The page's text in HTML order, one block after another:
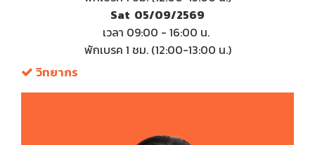
Sat 05/09/2569
เวลา 09:00 - 16:00 น.
พักเบรค 1 ชม. (12:00-13:00 น.)
วิทยากร